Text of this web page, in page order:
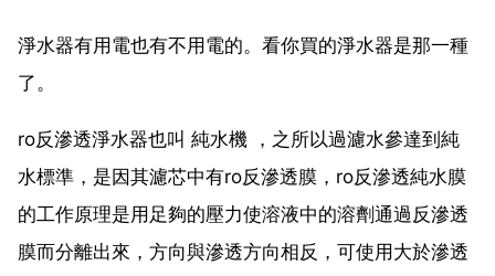
淨水器有用電也有不用電的。看你買的淨水器是那一種
了。
ro反滲透淨水器也叫 純水機 ，之所以過濾水參達到純
水標準，是因其濾芯中有ro反滲透膜，ro反滲透純水膜
的工作原理是用足夠的壓力使溶液中的溶劑通過反滲透
膜而分離出來，方向與滲透方向相反，可使用大於滲透